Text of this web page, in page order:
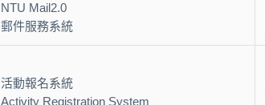
NTU Mail2.0
郵件服務系統
活動報名系統
Activity Registration System